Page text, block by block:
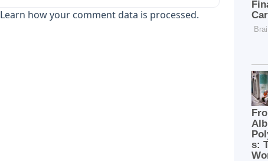
Learn how your comment data is processed.